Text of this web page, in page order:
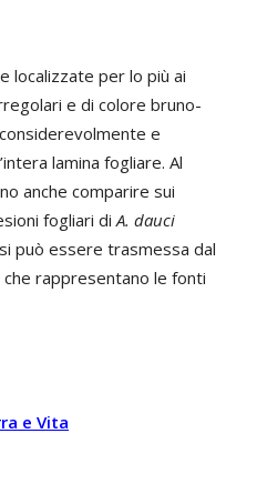
localizzate per lo più ai
e di colore bruno-
e
lamina fogliare. Al
anche comparire sui
fogliari diA. dauci
può essere trasmessa dal
rappresentano le fonti
e Vita